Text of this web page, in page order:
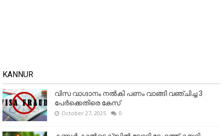
KANNUR
വിസ വാഗ്ദാനം നൽകി പണം വാങ്ങി വഞ്ചിച്ച 3
പേർക്കെതിരെ കേസ്
October 27, 2025 0